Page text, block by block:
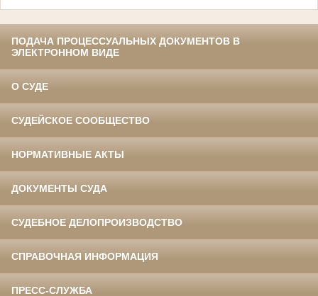
ПОДАЧА ПРОЦЕССУАЛЬНЫХ ДОКУМЕНТОВ В
ЭЛЕКТРОННОМ ВИДЕ
О СУДЕ
СУДЕЙСКОЕ СООБЩЕСТВО
НОРМАТИВНЫЕ АКТЫ
ДОКУМЕНТЫ СУДА
СУДЕБНОЕ ДЕЛОПРОИЗВОДСТВО
СПРАВОЧНАЯ ИНФОРМАЦИЯ
ПРЕСС-СЛУЖБА